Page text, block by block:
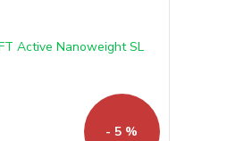
- 5 %